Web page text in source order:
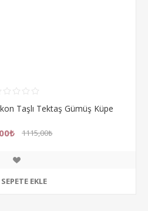
Taşlı Tektaş Gümüş Küpe
1115,00₺
SEPETE EKLE